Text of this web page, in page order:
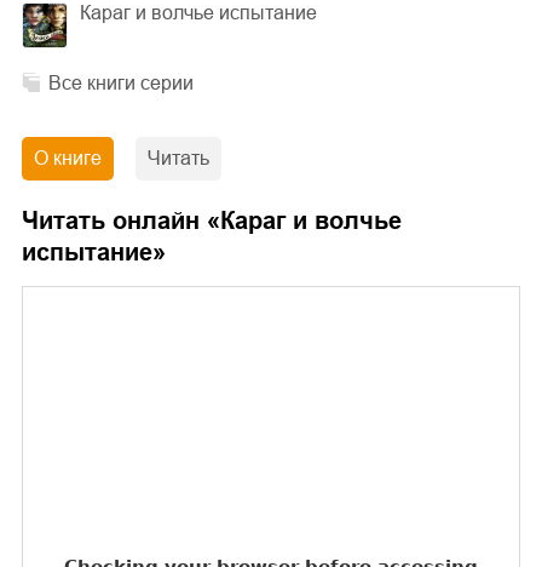
Караг и волчье испытание
Все книги серии
О книге Читать
Читать онлайн «Караг и волчье
испытание»